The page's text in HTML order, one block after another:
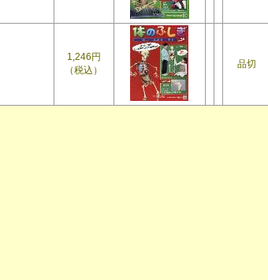
1,246円
（税込）
品切